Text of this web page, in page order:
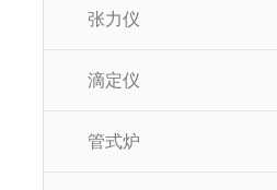
张力仪
滴定仪
管式炉